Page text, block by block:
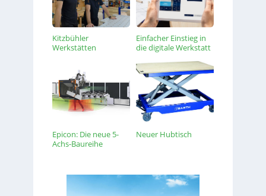
Kitzbühler
Werkstätten
Einfacher Einstieg in
die digitale Werkstatt
Epicon: Die neue 5-
Achs-Baureihe
Neuer Hubtisch